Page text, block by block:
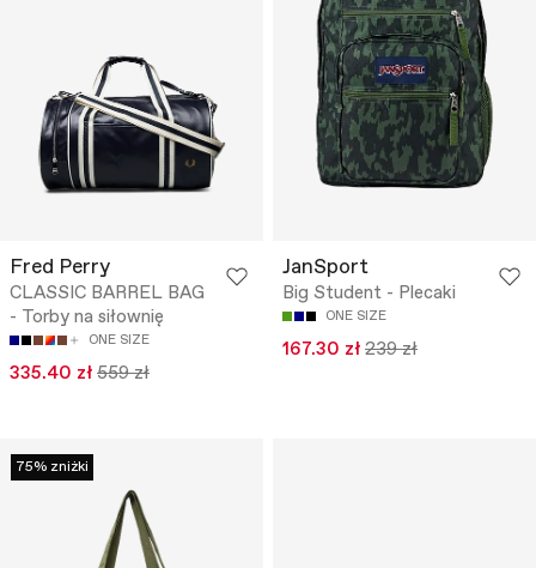
Fred Perry
CLASSIC BARREL BAG
- Torby na siłownię
ONE SIZE
335.40 zł 559 zł
JanSport
Big Student - Plecaki
ONE SIZE
167.30 zł 239 zł
75% zniżki